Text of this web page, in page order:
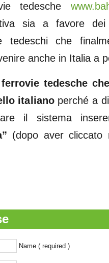
tedesche
sia a favore
tedeschi che
anche in Italia a
tedesche
italianoperché a
il sistema
(dopo aver
Name ( required )